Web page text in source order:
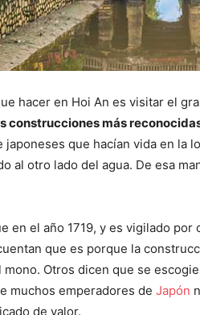
hacer en Hoi An es visitar el
construcciones más
japoneses que hacían vida en la
al otro lado del agua. De esa
en el año 1719, y es vigilado
que es porque la
Otros dicen que se
muchos emperadores de Japón
de valor.